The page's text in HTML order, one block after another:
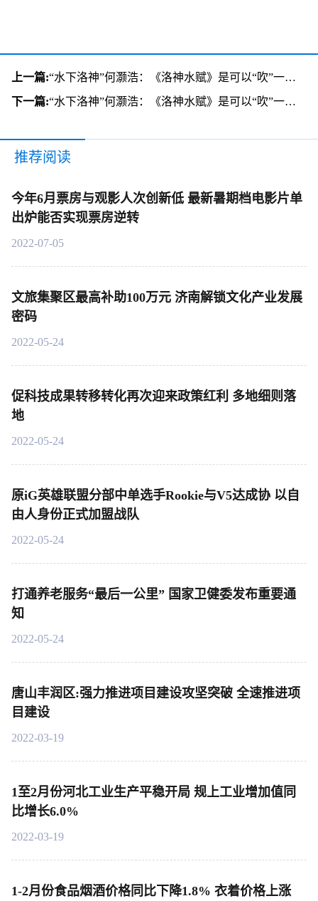
上一篇:
“水下洛神”何灏浩：《洛神水赋》是可以“吹”一辈子的作品
下一篇:
“水下洛神”何灏浩：《洛神水赋》是可以“吹”一辈子的作品
推荐阅读
今年6月票房与观影人次创新低 最新暑期档电影片单
出炉能否实现票房逆转
2022-07-05
文旅集聚区最高补助100万元 济南解锁文化产业发展
密码
2022-05-24
促科技成果转移转化再次迎来政策红利 多地细则落
地
2022-05-24
原iG英雄联盟分部中单选手Rookie与V5达成协 以自
由人身份正式加盟战队
2022-05-24
打通养老服务“最后一公里” 国家卫健委发布重要通
知
2022-05-24
唐山丰润区:强力推进项目建设攻坚突破 全速推进项
目建设
2022-03-19
1至2月份河北工业生产平稳开局 规上工业增加值同
比增长6.0%
2022-03-19
1-2月份食品烟酒价格同比下降1.8% 衣着价格上涨